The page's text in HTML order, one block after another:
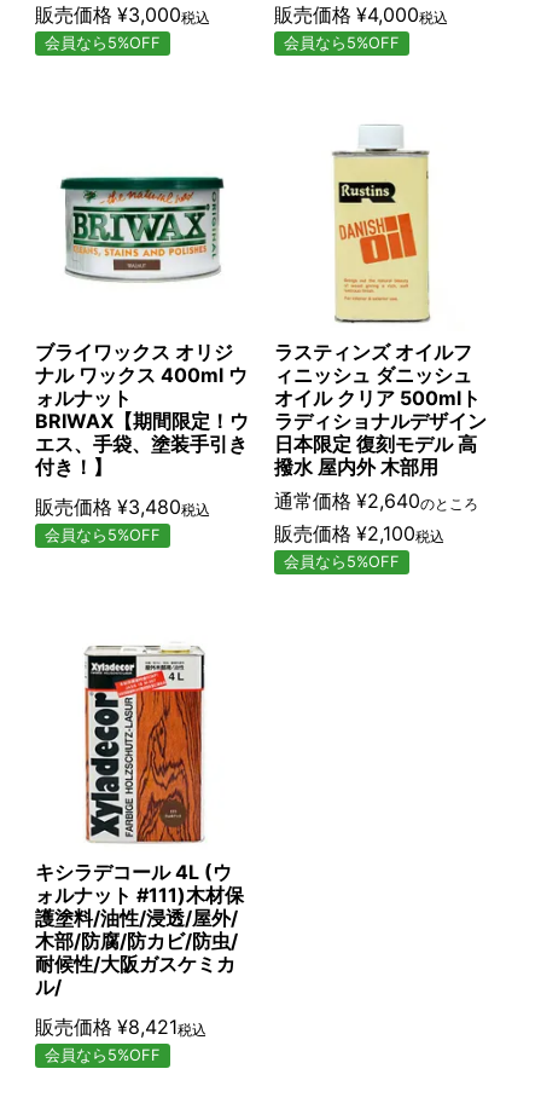
販売価格 ¥3,000税込
会員なら5%OFF
販売価格 ¥4,000税込
会員なら5%OFF
ブライワックス オリジ
ナル ワックス 400ml ウ
ォルナット
BRIWAX【期間限定！ウ
エス、手袋、塗装手引き
付き！】
販売価格 ¥3,480税込
会員なら5%OFF
ラスティンズ オイルフ
ィニッシュ ダニッシュ
オイル クリア 500mlト
ラディショナルデザイン
日本限定 復刻モデル 高
撥水 屋内外 木部用
通常価格 ¥2,640のところ
販売価格 ¥2,100税込
会員なら5%OFF
キシラデコール 4L (ウ
ォルナット #111)木材保
護塗料/油性/浸透/屋外/
木部/防腐/防カビ/防虫/
耐候性/大阪ガスケミカ
ル/
販売価格 ¥8,421税込
会員なら5%OFF